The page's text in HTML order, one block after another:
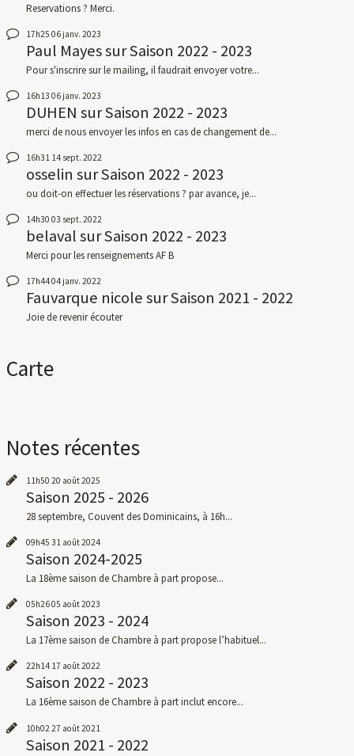
Reservations ? Merci.
17h25 06 janv. 2023
Paul MayessurSaison 2022 - 2023
Pour s'inscrire sur le mailing, il faudrait envoyer votre...
16h13 06 janv. 2023
DUHEN surSaison 2022 - 2023
merci de nous envoyer les infos en cas de changement de...
16h31 14 sept. 2022
osselin surSaison 2022 - 2023
ou doit-on effectuer les réservations ? par avance, je...
14h30 03 sept. 2022
belavalsurSaison 2022 - 2023
Merci pour les renseignements AF B
17h4404 janv. 2022
Fauvarque nicolesurSaison 2021 - 2022
Joie de revenir écouter
Carte
Notes récentes
11h50 20 août 2025
Saison 2025 - 2026
28 septembre, Couvent des Dominicains, à 16h...
09h45 31 août 2024
Saison 2024-2025
La 18ème saison de Chambre à part propose...
05h2605 août 2023
Saison 2023 - 2024
La 17ème saison de Chambre à part propose l’habituel...
22h14 17 août 2022
Saison 2022 - 2023
La 16ème saison de Chambre à part inclut encore...
10h02 27 août 2021
Saison 2021 - 2022